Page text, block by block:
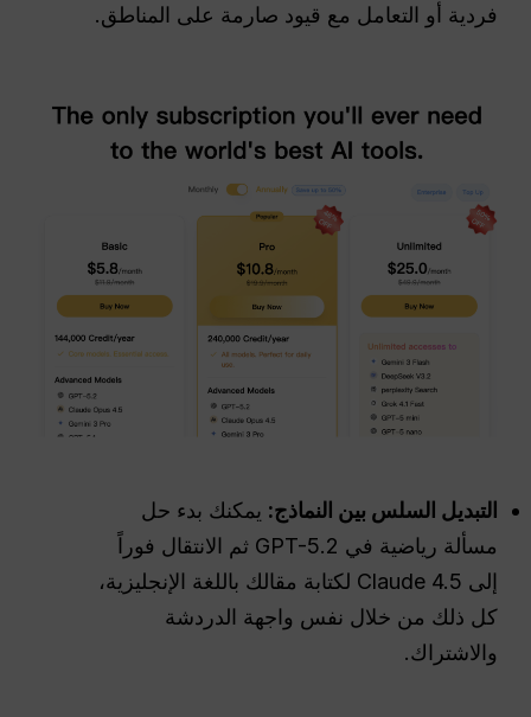
فردية أو التعامل مع قيود صارمة على المناطق.
التبديل السلس بين النماذج: يمكنك بدء حل
مسألة رياضية في GPT-5.2 ثم الانتقال فوراً
إلى Claude 4.5 لكتابة مقالك باللغة الإنجليزية،
كل ذلك من خلال نفس واجهة الدردشة
والاشتراك.